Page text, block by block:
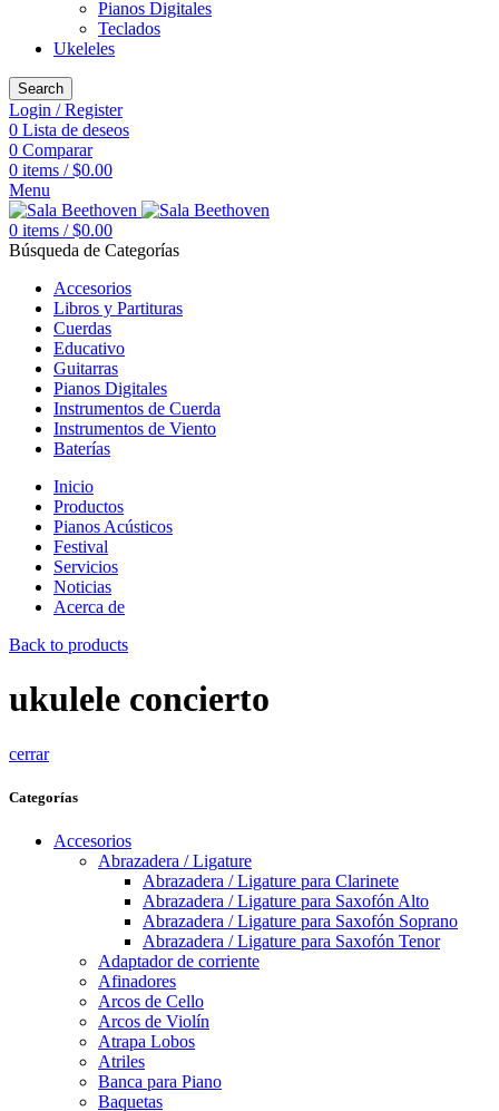
Pianos Digitales
Teclados
Ukeleles
Search
Login / Register
0 Lista de deseos
0 Comparar
0 items / $0.00
Menu
0 items / $0.00
Búsqueda de Categorías
Accesorios
Libros y Partituras
Cuerdas
Educativo
Guitarras
Pianos Digitales
Instrumentos de Cuerda
Instrumentos de Viento
Baterías
Inicio
Productos
Pianos Acústicos
Festival
Servicios
Noticias
Acerca de
Back to products
ukulele concierto
cerrar
Categorías
Accesorios
Abrazadera / Ligature
Abrazadera / Ligature para Clarinete
Abrazadera / Ligature para Saxofón Alto
Abrazadera / Ligature para Saxofón Soprano
Abrazadera / Ligature para Saxofón Tenor
Adaptador de corriente
Afinadores
Arcos de Cello
Arcos de Violín
Atrapa Lobos
Atriles
Banca para Piano
Baquetas